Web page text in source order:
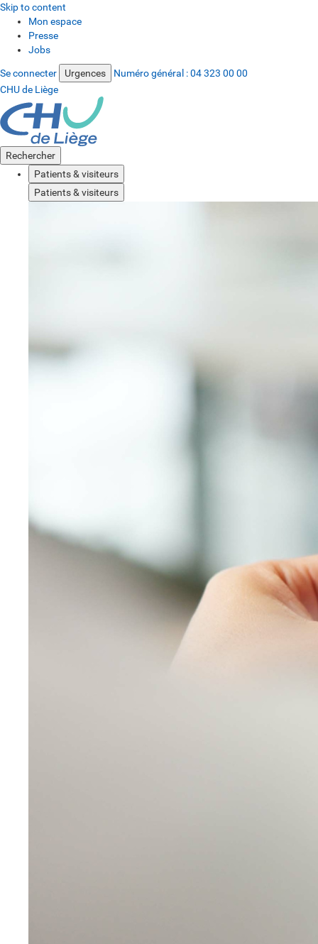
Skip to content
Mon espace
Presse
Jobs
Se connecter Urgences Numéro général :04 323 00 00
CHU de Liège
Rechercher
Patients & visiteurs
Patients & visiteurs